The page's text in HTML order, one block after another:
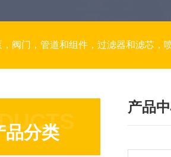
，阀门，管道和组件，过滤器和滤芯，
品分类
产品